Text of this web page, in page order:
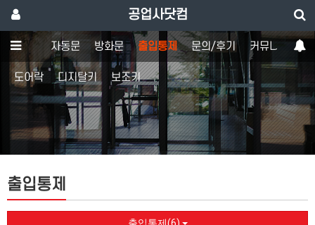
공업사닷컴
화도어 자동문 방화문 출입통제 문의/후기 커뮤니티
도어락 디지탈키 보조키
출입통제